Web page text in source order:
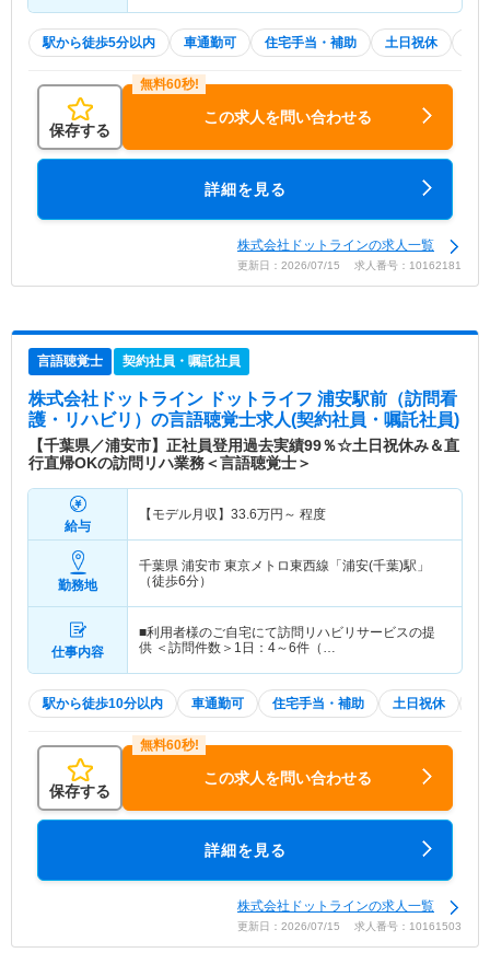
駅から徒歩5分以内 車通勤可 住宅手当・補助 土日祝休
保存する
この求人を問い合わせる
詳細を見る
株式会社ドットラインの求人一覧
更新日：2026/07/15 求人番号：10162181
言語聴覚士 契約社員・嘱託社員
株式会社ドットライン ドットライフ 浦安駅前（訪問看
護・リハビリ） の言語聴覚士求人(契約社員・嘱託社員)
【千葉県／浦安市】正社員登用過去実績99％☆土日祝休み＆直
行直帰OKの訪問リハ業務＜言語聴覚士＞
給与
【モデル月収】 33.6万円～ 程度
勤務地
千葉県 浦安市 東京メトロ東西線「浦安(千葉)駅」
（徒歩6分）
仕事内容
■利用者様のご自宅にて訪問リハビリサービスの提
供 ＜訪問件数＞1日：4～6件（…
駅から徒歩10分以内 車通勤可 住宅手当・補助 土日祝休
保存する
この求人を問い合わせる
詳細を見る
株式会社ドットラインの求人一覧
更新日：2026/07/15 求人番号：10161503